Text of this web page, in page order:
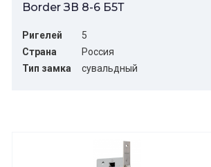
Border ЗВ 8-6 Б5Т
Ригелей
5
Страна
Россия
Тип замка
сувальдный